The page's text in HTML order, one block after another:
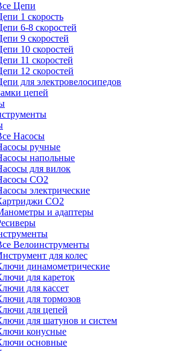
Цепи
1 скорость
6-8 скоростей
9 скоростей
10 скоростей
11 скоростей
12 скоростей
для электровелосипедов
цепей
Насосы
ручные
напольные
для вилок
CO2
электрические
CO2
и адаптеры
Велоинструменты
для колес
динамометрические
для кареток
для кассет
для тормозов
для цепей
для шатунов и систем
конусные
основные